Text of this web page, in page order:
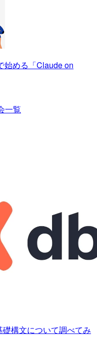
始める「Claude on
一覧
構文について調べてみ